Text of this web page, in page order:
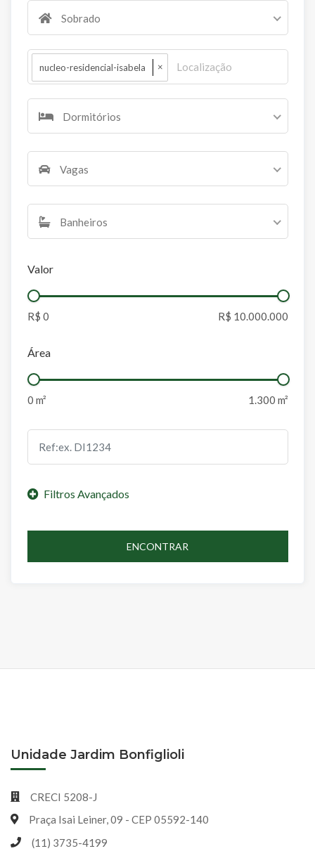
Sobrado
nucleo-residencial-isabela ×
Dormitórios
Vagas
Banheiros
Valor
Área
ENCONTRAR
Unidade Jardim Bonfiglioli
CRECI 5208-J
Praça Isai Leiner, 09 - CEP 05592-140
(11) 3735-4199